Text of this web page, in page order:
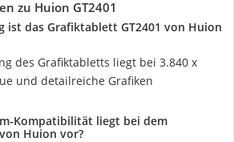
zu Huion GT2401
ist das Grafiktablett GT2401 von Huion
des Grafiktabletts liegt bei 3.840 x
und detailreiche Grafiken
Kompatibilität liegt bei dem
Huion vor?